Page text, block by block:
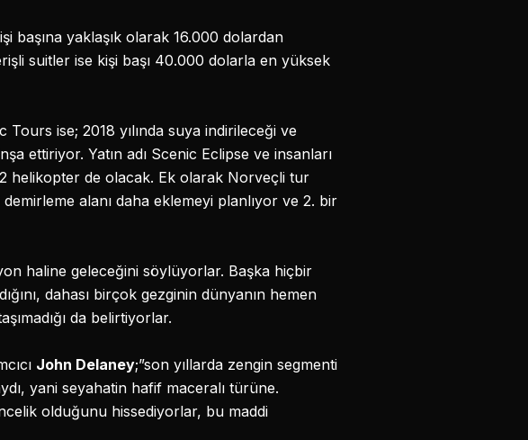
başına yaklaşık olarak 16.000 dolardan
suitler ise kişi başı 40.000 dolarla en yüksek
ise; 2018 yılında suya indirileceği ve
ettiriyor. Yatın adı Scenic Eclipse ve insanları
helikopter de olacak. Ek olarak Norveçli tur
demirleme alanı daha eklemeyi planlıyor ve 2. bir
haline geleceğini söylüyorlar. Başka hiçbir
dahası birçok gezginin dünyanın hemen
da belirtiyorlar.
John Delaney;”son yıllarda zengin segmenti
yani seyahatin hafif maceralı türüne.
olduğunu hissediyorlar, bu maddi